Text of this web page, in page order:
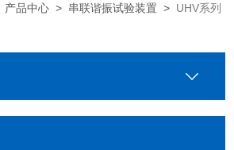
产品中心 > 串联谐振试验装置 > UHV系列